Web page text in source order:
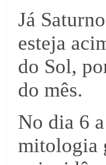
Já
esteja
do Sol,
do mês.
No dia 6
mitologia